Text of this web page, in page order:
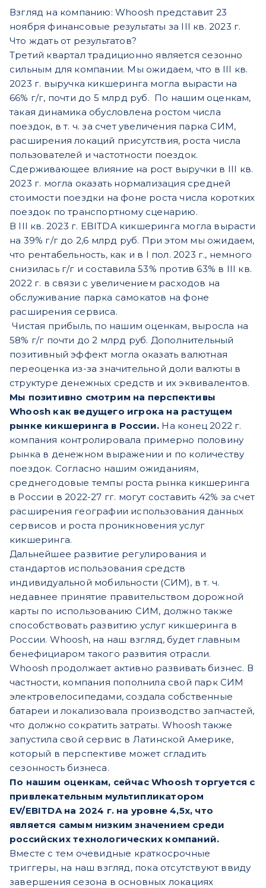
Взгляд на компанию: Whoosh представит 23
ноября финансовые результаты за III кв. 2023 г.
Что ждать от результатов?
Третий квартал традиционно является сезонно
сильным для компании. Мы ожидаем, что в III кв.
2023 г. выручка кикшеринга могла вырасти на
66% г/г, почти до 5 млрд руб. По нашим оценкам,
такая динамика обусловлена ростом числа
поездок, в т. ч. за счет увеличения парка СИМ,
расширения локаций присутствия, роста числа
пользователей и частотности поездок.
Сдерживающее влияние на рост выручки в III кв.
2023 г. могла оказать нормализация средней
стоимости поездки на фоне роста числа коротких
поездок по транспортному сценарию.
В III кв. 2023 г. EBITDA кикшеринга могла вырасти
на 39% г/г до 2,6 млрд руб. При этом мы ожидаем,
что рентабельность, как и в I пол. 2023 г., немного
снизилась г/г и составила 53% против 63% в III кв.
2022 г. в связи с увеличением расходов на
обслуживание парка самокатов на фоне
расширения сервиса.
Чистая прибыль, по нашим оценкам, выросла на
58% г/г почти до 2 млрд руб. Дополнительный
позитивный эффект могла оказать валютная
переоценка из-за значительной доли валюты в
структуре денежных средств и их эквивалентов.
Мы позитивно смотрим на перспективы
Whoosh как ведущего игрока на растущем
рынке кикшеринга в России. На конец 2022 г.
компания контролировала примерно половину
рынка в денежном выражении и по количеству
поездок. Согласно нашим ожиданиям,
среднегодовые темпы роста рынка кикшеринга
в России в 2022-27 гг. могут составить 42% за счет
расширения географии использования данных
сервисов и роста проникновения услуг
кикшеринга.
Дальнейшее развитие регулирования и
стандартов использования средств
индивидуальной мобильности (СИМ), в т. ч.
недавнее принятие правительством дорожной
карты по использованию СИМ, должно также
способствовать развитию услуг кикшеринга в
России. Whoosh, на наш взгляд, будет главным
бенефициаром такого развития отрасли.
Whoosh продолжает активно развивать бизнес. В
частности, компания пополнила свой парк СИМ
электровелосипедами, создала собственные
батареи и локализовала производство запчастей,
что должно сократить затраты. Whoosh также
запустила свой сервис в Латинской Америке,
который в перспективе может сгладить
сезонность бизнеса.
По нашим оценкам, сейчас Whoosh торгуется с
привлекательным мультипликатором
EV/EBITDA на 2024 г. на уровне 4,5х, что
является самым низким значением среди
российских технологических компаний.
Вместе с тем очевидные краткосрочные
триггеры, на наш взгляд, пока отсутствуют ввиду
завершения сезона в основных локациях